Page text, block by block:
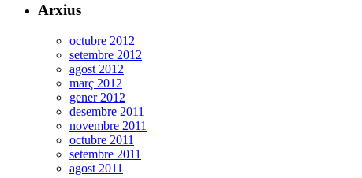
Arxius
octubre 2012
setembre 2012
agost 2012
març 2012
gener 2012
desembre 2011
novembre 2011
octubre 2011
setembre 2011
agost 2011